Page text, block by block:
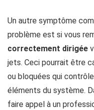
Un autre symptôme
problème est si vous
correctement dirigée
jets. Ceci pourrait être
ou bloquées qui
éléments du système.
faire appel à un